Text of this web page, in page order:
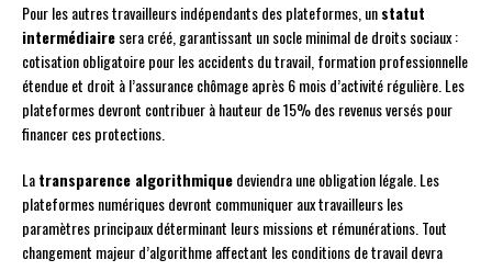
Pour les autres travailleurs indépendants des plateformes, unstatut
intermédiairesera créé, garantissant un socle minimal de droits sociaux :
cotisation obligatoire pour les accidents du travail, formation professionnelle
étendue et droit à l’assurance chômage après 6 mois d’activité régulière. Les
plateformes devront contribuer à hauteur de 15% des revenus versés pour
financer ces protections.
Latransparence algorithmiquedeviendra une obligation légale. Les
plateformes numériques devront communiquer aux travailleurs les
paramètres principaux déterminant leurs missions et rémunérations. Tout
changement majeur d’algorithme affectant les conditions de travail devra